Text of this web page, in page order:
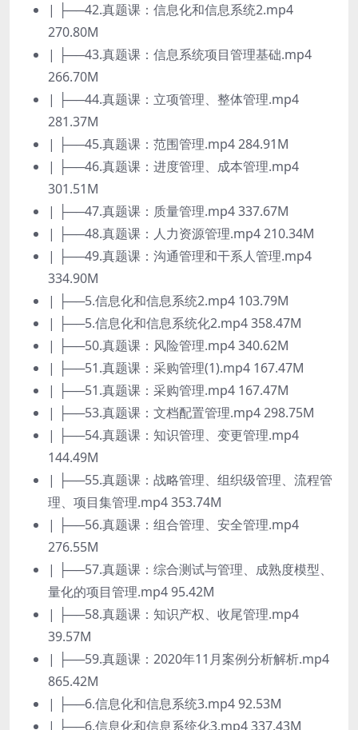
| ├──42.真题课：信息化和信息系统2.mp4
270.80M
| ├──43.真题课：信息系统项目管理基础.mp4
266.70M
| ├──44.真题课：立项管理、整体管理.mp4
281.37M
| ├──45.真题课：范围管理.mp4 284.91M
| ├──46.真题课：进度管理、成本管理.mp4
301.51M
| ├──47.真题课：质量管理.mp4 337.67M
| ├──48.真题课：人力资源管理.mp4 210.34M
| ├──49.真题课：沟通管理和干系人管理.mp4
334.90M
| ├──5.信息化和信息系统2.mp4 103.79M
| ├──5.信息化和信息系统化2.mp4 358.47M
| ├──50.真题课：风险管理.mp4 340.62M
| ├──51.真题课：采购管理(1).mp4 167.47M
| ├──51.真题课：采购管理.mp4 167.47M
| ├──53.真题课：文档配置管理.mp4 298.75M
| ├──54.真题课：知识管理、变更管理.mp4
144.49M
| ├──55.真题课：战略管理、组织级管理、流程管
理、项目集管理.mp4 353.74M
| ├──56.真题课：组合管理、安全管理.mp4
276.55M
| ├──57.真题课：综合测试与管理、成熟度模型、
量化的项目管理.mp4 95.42M
| ├──58.真题课：知识产权、收尾管理.mp4
39.57M
| ├──59.真题课：2020年11月案例分析解析.mp4
865.42M
| ├──6.信息化和信息系统3.mp4 92.53M
| ├──6.信息化和信息系统化3.mp4 337.43M